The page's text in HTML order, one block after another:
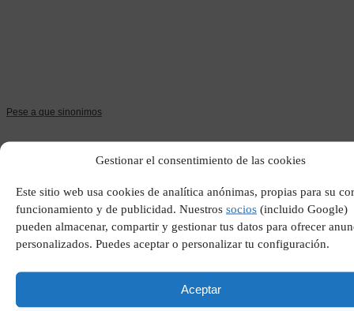
Gestionar el consentimiento de las cookies
Este sitio web usa cookies de analítica anónimas, propias para su
funcionamiento y de publicidad. Nuestros socios (incluido Google)
pueden almacenar, compartir y gestionar tus datos para ofrecer
personalizados. Puedes aceptar o personalizar tu configuración.
Aceptar
Pese a que sinonimos
San antonio spurs